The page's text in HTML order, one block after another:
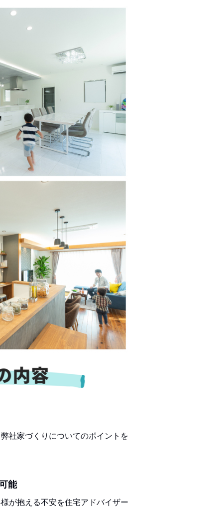
社家づくりについてのポイントを
能
が抱える不安を住宅アドバイザー